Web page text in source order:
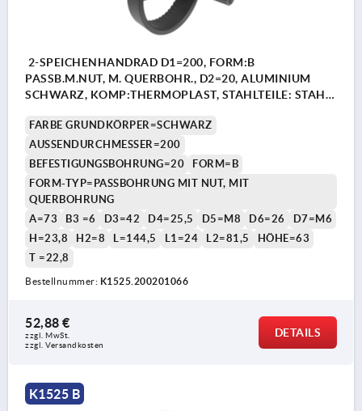
2-SPEICHENHANDRAD D1=200, FORM:B
PASSB.M.NUT, M. QUERBOHR., D2=20, ALUMINIUM
SCHWARZ, KOMP:THERMOPLAST, STAHLTEILE: STAHL,
FARBE GRUNDKÖRPER=SCHWARZ
AUSSENDURCHMESSER=200
BEFESTIGUNGSBOHRUNG=20
FORM=B
FORM-TYP=PASSBOHRUNG MIT NUT, MIT
QUERBOHRUNG
A=73
B3 =6 D3=42 D4=25,5 D5=M8 D6=26
D7=M6
H=23,8
H2=8 L=144,5 L1=24 L2=81,5
HÖHE=63
T =22,8
Bestellnummer: K1525.200201066
52,88 €
zzgl. MwSt.
zzgl. Versandkosten
DETAILS
K1525 B